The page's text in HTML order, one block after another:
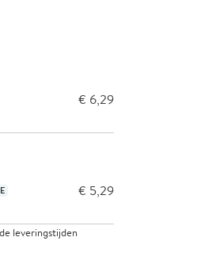
€ 6,29
€ 5,29
leveringstijden